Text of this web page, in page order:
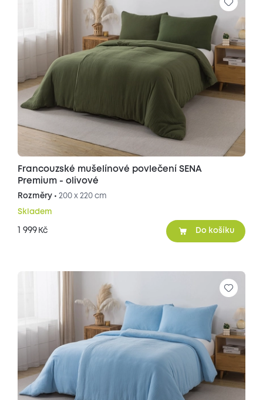
Francouzské mušelínové povlečení SENA
Premium - olivové
Rozměry • 200 x 220 cm
Skladem
1 999 Kč Do košíku